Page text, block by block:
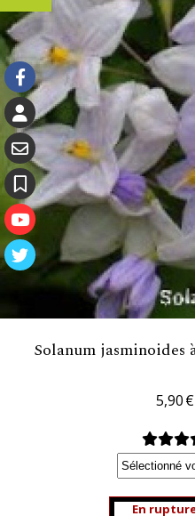
Solanum jasminoides
5,90€
En